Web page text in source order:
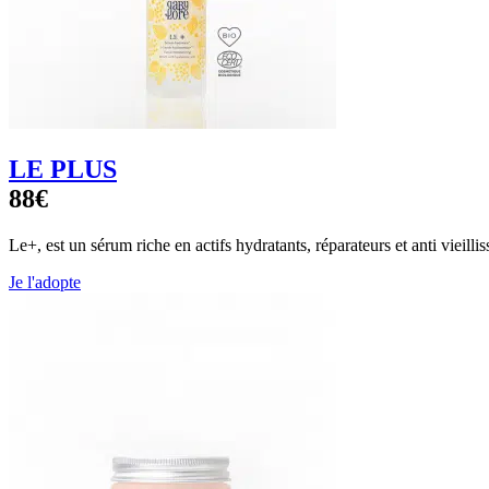
LE PLUS
88€
Le+, est un sérum riche en actifs hydratants, réparateurs et anti
Je l'adopte